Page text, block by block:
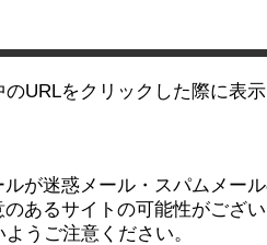
URLをクリックした際に表
が迷惑メール・スパムメー
あるサイトの可能性がござ
うご注意ください。